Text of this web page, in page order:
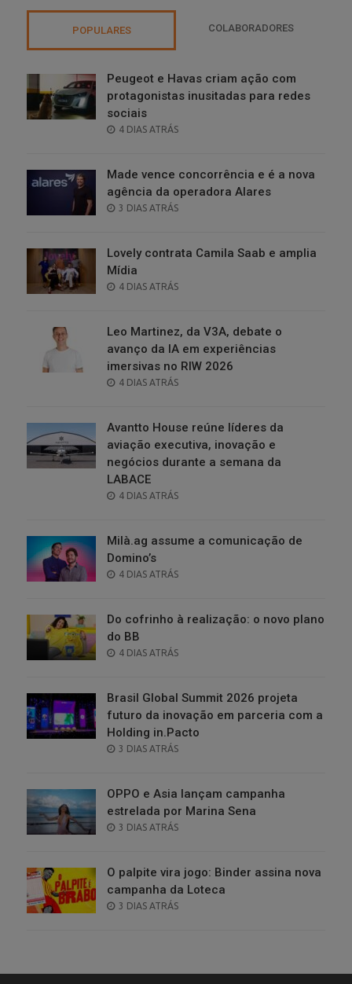
POPULARES COLABORADORES
Peugeot e Havas criam ação com
protagonistas inusitadas para redes
sociais
POSTED
4 DIAS ATRÁS
Made vence concorrência e é a nova
agência da operadora Alares
POSTED
3 DIAS ATRÁS
Lovely contrata Camila Saab e amplia
Mídia
POSTED
4 DIAS ATRÁS
Leo Martinez, da V3A, debate o
avanço da IA em experiências
imersivas no RIW 2026
POSTED
4 DIAS ATRÁS
Avantto House reúne líderes da
aviação executiva, inovação e
negócios durante a semana da
LABACE
POSTED
4 DIAS ATRÁS
Milà.ag assume a comunicação de
Domino’s
POSTED
4 DIAS ATRÁS
Do cofrinho à realização: o novo plano
do BB
POSTED
4 DIAS ATRÁS
Brasil Global Summit 2026 projeta
futuro da inovação em parceria com a
Holding in.Pacto
POSTED
3 DIAS ATRÁS
OPPO e Asia lançam campanha
estrelada por Marina Sena
POSTED
3 DIAS ATRÁS
O palpite vira jogo: Binder assina nova
campanha da Loteca
POSTED
3 DIAS ATRÁS